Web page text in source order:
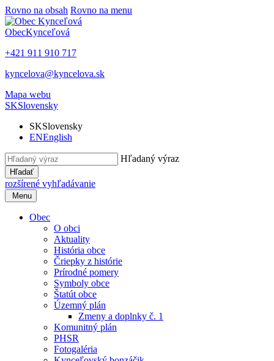
Rovno na obsah Rovno na menu
ObecKynceľová
+421 911 910 717
kyncelova@kyncelova.sk
Mapa webu
SKSlovensky
SKSlovensky
ENEnglish
Hľadaný výraz
Hľadať
rozšírené vyhľadávanie
Menu
Obec
O obci
Aktuality
História obce
Čriepky z histórie
Prírodné pomery
Symboly obce
Štatút obce
Územný plán
Zmeny a doplnky č. 1
Komunitný plán
PHSR
Fotogaléria